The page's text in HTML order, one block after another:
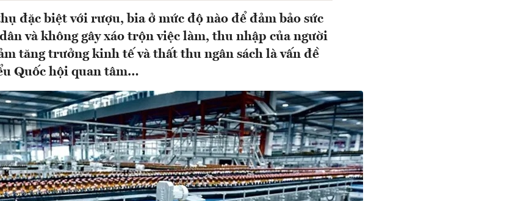
đặc biệt với rượu, bia ở mức độ nào để đảm bảo sức
và không gây xáo trộn việc làm, thu nhập của người
tăng trưởng kinh tế và thất thu ngân sách là vấn đề
Quốc hội quan tâm…